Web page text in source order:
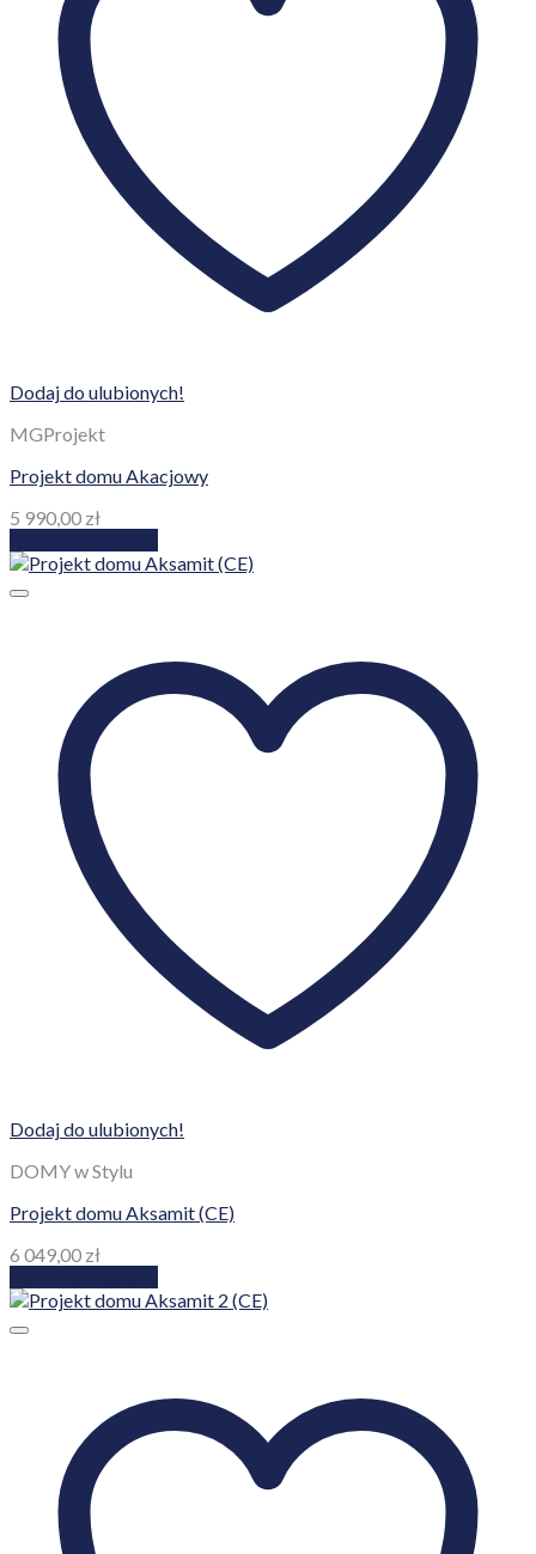
Dodaj do ulubionych!
MGProjekt
Projekt domu Akacjowy
5 990,00 zł
Dodaj do ulubionych!
DOMY w Stylu
Projekt domu Aksamit (CE)
6 049,00 zł